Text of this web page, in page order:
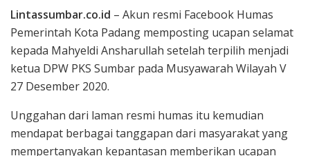
Lintassumbar.co.id – Akun resmi Facebook Humas
Pemerintah Kota Padang memposting ucapan selamat
kepada Mahyeldi Ansharullah setelah terpilih menjadi
ketua DPW PKS Sumbar pada Musyawarah Wilayah V
27 Desember 2020.
Unggahan dari laman resmi humas itu kemudian
mendapat berbagai tanggapan dari masyarakat yang
mempertanyakan kepantasan memberikan ucapan